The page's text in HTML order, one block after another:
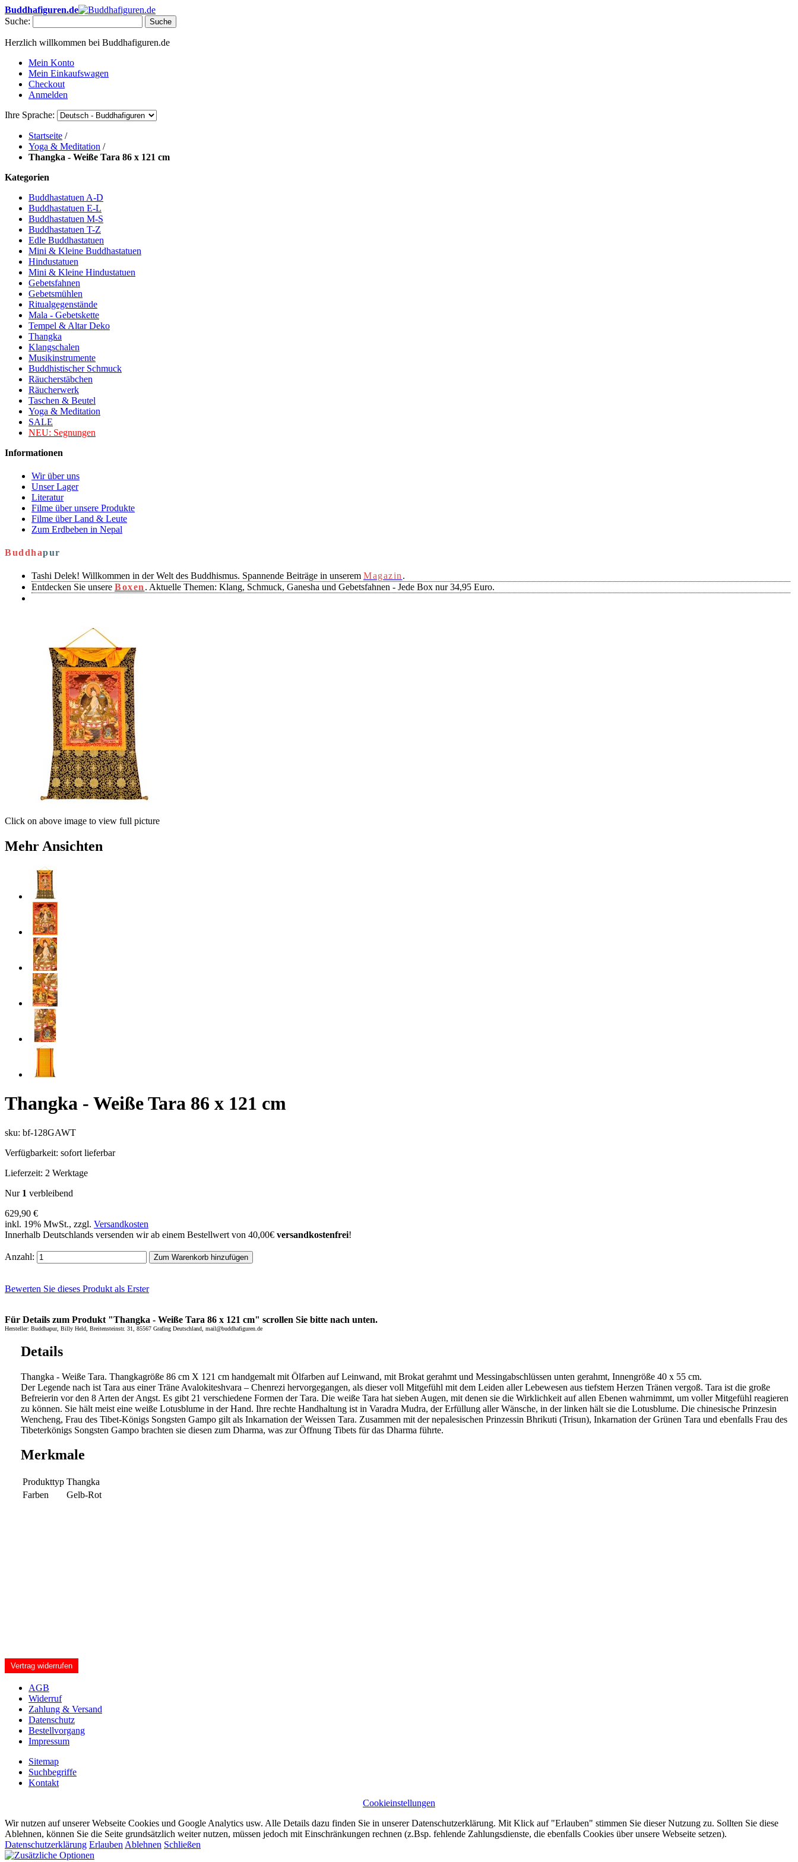
Buddhafiguren.de
Suche:
Suche
Herzlich willkommen bei Buddhafiguren.de
Mein Konto
Mein Einkaufswagen
Checkout
Anmelden
Ihre Sprache:
Startseite /
Yoga & Meditation /
Thangka - Weiße Tara 86 x 121 cm
Kategorien
Buddhastatuen A-D
Buddhastatuen E-L
Buddhastatuen M-S
Buddhastatuen T-Z
Edle Buddhastatuen
Mini & Kleine Buddhastatuen
Hindustatuen
Mini & Kleine Hindustatuen
Gebetsfahnen
Gebetsmühlen
Ritualgegenstände
Mala - Gebetskette
Tempel & Altar Deko
Thangka
Klangschalen
Musikinstrumente
Buddhistischer Schmuck
Räucherstäbchen
Räucherwerk
Taschen & Beutel
Yoga & Meditation
SALE
NEU: Segnungen
Informationen
Wir über uns
Unser Lager
Literatur
Filme über unsere Produkte
Filme über Land & Leute
Zum Erdbeben in Nepal
Buddhapur
Tashi Delek! Willkommen in der Welt des Buddhismus. Spannende Beiträge in unserem Magazin .
Entdecken Sie unsere Boxen . Aktuelle Themen: Klang, Schmuck, Ganesha und Gebetsfahnen - Jede Box nur 34,95 Euro.
Click on above image to view full picture
Mehr Ansichten
Thangka - Weiße Tara 86 x 121 cm
sku: bf-128GAWT
Verfügbarkeit: sofort lieferbar
Lieferzeit: 2 Werktage
Nur 1 verbleibend
629,90 €
inkl. 19% MwSt., zzgl. Versandkosten
Innerhalb Deutschlands versenden wir ab einem Bestellwert von 40,00€ versandkostenfrei!
Anzahl: Zum Warenkorb hinzufügen
Bewerten Sie dieses Produkt als Erster
Für Details zum Produkt "Thangka - Weiße Tara 86 x 121 cm" scrollen Sie bitte nach unten.
Hersteller: Buddhapur, Billy Held, Breitensteinstr. 31, 85567 Grafing Deutschland, mail@buddhafiguren.de
Details
Thangka - Weiße Tara. Thangkagröße 86 cm X 121 cm handgemalt mit Ölfarben auf Leinwand, mit Brokat gerahmt und Messingabschlüssen unten gerahmt, Innengröße 40 x 55 cm.
Der Legende nach ist Tara aus einer Träne Avalokiteshvara – Chenrezi hervorgegangen, als dieser voll Mitgefühl mit dem Leiden aller Lebewesen aus tiefstem Herzen Tränen vergoß. Tara ist die große
Befreierin vor den 8 Arten der Angst. Es gibt 21 verschiedene Formen der Tara. Die weiße Tara hat sieben Augen, mit denen sie die Wirklichkeit auf allen Ebenen wahrnimmt, um voller Mitgefühl reagieren
zu können. Sie hält meist eine weiße Lotusblume in der Hand. Ihre rechte Handhaltung ist in Varadra Mudra, der Erfüllung aller Wänsche, in der linken hält sie die Lotusblume. Die chinesische Prinzesin
Wencheng, Frau des Tibet-Königs Songsten Gampo gilt als Inkarnation der Weissen Tara. Zusammen mit der nepalesischen Prinzessin Bhrikuti (Trisun), Inkarnation der Grünen Tara und ebenfalls Frau des
Tibeterkönigs Songsten Gampo brachten sie diesen zum Dharma, was zur Öffnung Tibets für das Dharma führte.
Merkmale
Produkttyp Thangka
Farben
Gelb-Rot
Vertrag widerrufen
AGB
Widerruf
Zahlung & Versand
Datenschutz
Bestellvorgang
Impressum
Sitemap
Suchbegriffe
Kontakt
Cookieinstellungen
Wir nutzen auf unserer Webseite Cookies und Google Analytics usw. Alle Details dazu finden Sie in unserer Datenschutzerklärung. Mit Klick auf "Erlauben" stimmen Sie dieser Nutzung zu. Sollten Sie diese
Ablehnen, können Sie die Seite grundsätzlich weiter nutzen, müssen jedoch mit Einschränkungen rechnen (z.Bsp. fehlende Zahlungsdienste, die ebenfalls Cookies über unsere Webseite setzen).
Datenschutzerklärung Erlauben Ablehnen Schließen